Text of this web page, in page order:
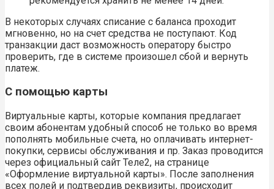
В некоторых случаях списание с баланса проходит
мгновенно, но на счет средства не поступают. Код
транзакции даст возможность оператору быстро
проверить, где в системе произошел сбой и вернуть
платеж.
С помощью карты
Виртуальные карты, которые компания предлагает
своим абонентам удобный способ не только во время
пополнять мобильные счета, но оплачивать интернет-
покупки, сервисы обслуживания и пр. Заказ проводится
через официальный сайт Теле2, на странице
«Оформление виртуальной карты». После заполнения
всех полей и подтвердив реквизиты, происходит